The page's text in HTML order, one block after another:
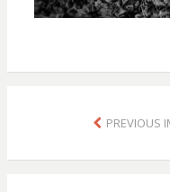
PREVIOUS